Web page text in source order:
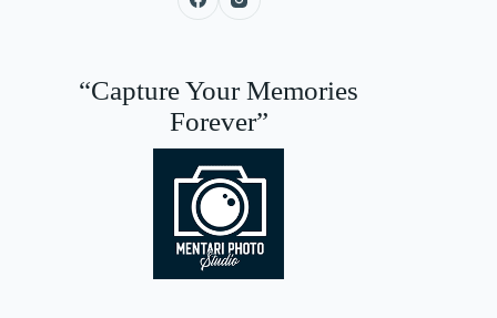
“Capture Your Memories
Forever”